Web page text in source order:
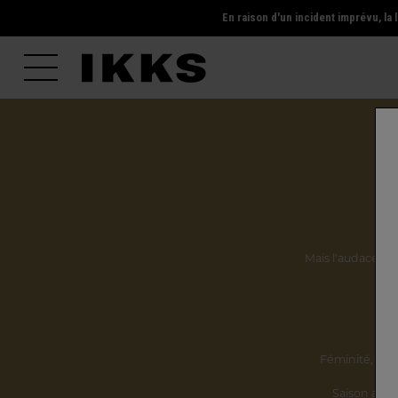
En raison d'un incident imprévu,
Mais l'audace, la
Féminité,
Saison